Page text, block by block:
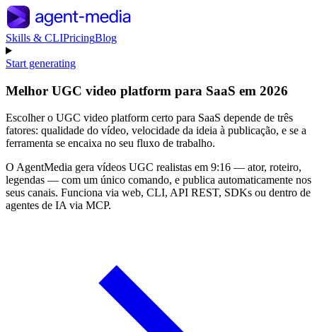
Skills & CLIPricingBlog
Start generating
Melhor UGC video platform para SaaS em 2026
Escolher o UGC video platform certo para SaaS depende de três
fatores: qualidade do vídeo, velocidade da ideia à publicação, e se a
ferramenta se encaixa no seu fluxo de trabalho.
O AgentMedia gera vídeos UGC realistas em 9:16 — ator, roteiro,
legendas — com um único comando, e publica automaticamente nos
seus canais. Funciona via web, CLI, API REST, SDKs ou dentro de
agentes de IA via MCP.